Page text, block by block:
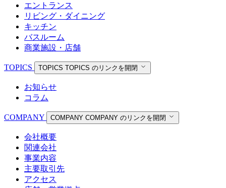
エントランス
リビング・ダイニング
キッチン
バスルーム
商業施設・店舗
TOPICS TOPICS TOPICS のリンクを開閉
お知らせ
コラム
COMPANY COMPANY COMPANY のリンクを開閉
会社概要
関連会社
事業内容
主要取引先
アクセス